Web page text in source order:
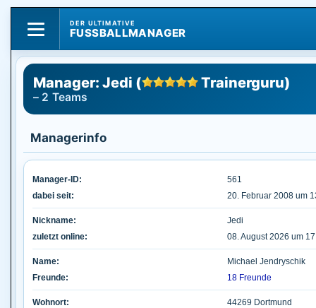
DER ULTIMATIVE
FUSSBALLMANAGER
Manager: Jedi ( Trainerguru)
– 2 Teams
Managerinfo
Manager-ID:
561
dabei seit:
20. Februar 2008 um
Nickname:
Jedi
zuletzt online:
08. August 2026 um
Name:
Michael Jendryschik
Freunde:
18 Freunde
Wohnort:
44269 Dortmund